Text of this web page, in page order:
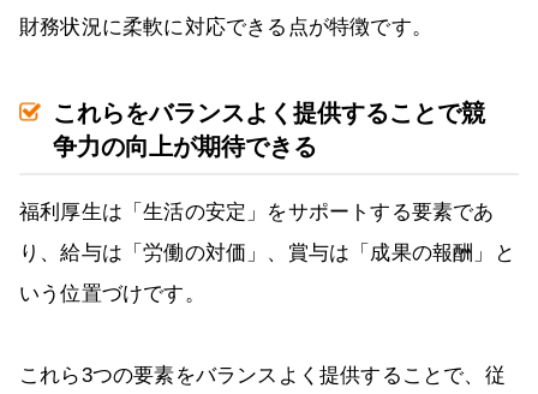
財務状況に柔軟に対応できる点が特徴です。
これらをバランスよく提供することで競
争力の向上が期待できる
福利厚生は「生活の安定」をサポートする要素であ
り、給与は「労働の対価」、賞与は「成果の報酬」と
いう位置づけです。
これら3つの要素をバランスよく提供することで、従